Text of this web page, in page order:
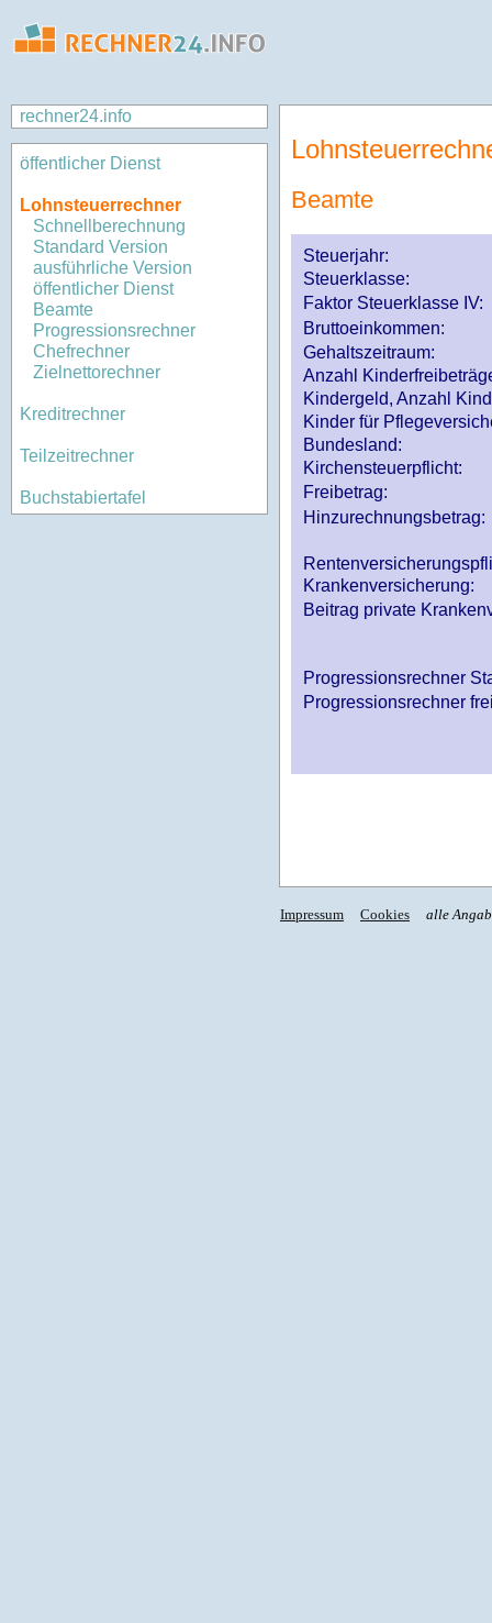
rechner24.info
öffentlicher Dienst
Lohnsteuerrechner
Schnellberechnung
Standard Version
ausführliche Version
öffentlicher Dienst
Beamte
Progressionsrechner
Chefrechner
Zielnettorechner
Kreditrechner
Teilzeitrechner
Buchstabiertafel
Beamte
Steuerjahr:
Steuerklasse:
Faktor Steuerklasse IV:
Bruttoeinkommen:
Gehaltszeitraum:
Anzahl
Kindergeld, Anzahl
Kinder für
Bundesland:
Kirchensteuerpflicht:
Freibetrag:
Hinzurechnungsbetrag:
Krankenversicherung:
Beitrag private
Progressionsrechner
Progressionsrechner
Impressum Cookies alle